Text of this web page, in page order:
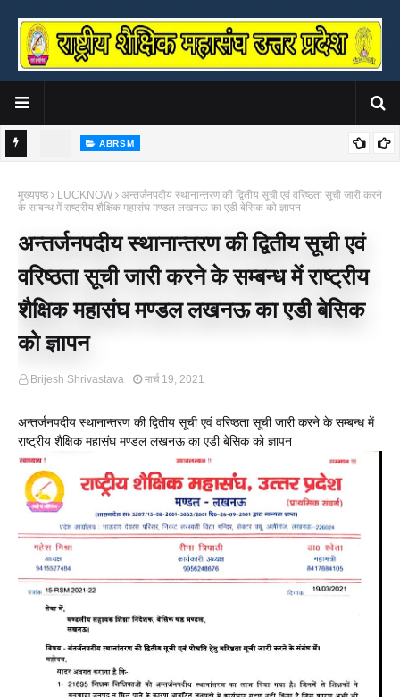
ABRSM
किया पुस्तक का भव्य लोकार्पण
मुख्यपृष्ठ LUCKNOW
अन्तर्जनपदीय स्थानान्तरण की द्वितीय सूची एवं वरिष्ठता सूची जारी करने
के सम्बन्ध में राष्ट्रीय शैक्षिक महासंघ मण्डल लखनऊ का एडी बेसिक को ज्ञापन
अन्तर्जनपदीय स्थानान्तरण की द्वितीय सूची एवं
वरिष्ठता सूची जारी करने के सम्बन्ध में राष्ट्रीय
शैक्षिक महासंघ मण्डल लखनऊ का एडी बेसिक
को ज्ञापन
Brijesh Shrivastava मार्च 19, 2021
अन्तर्जनपदीय स्थानान्तरण की द्वितीय सूची एवं वरिष्ठता सूची जारी करने के सम्बन्ध में
राष्ट्रीय शैक्षिक महासंघ मण्डल लखनऊ का एडी बेसिक को ज्ञापन